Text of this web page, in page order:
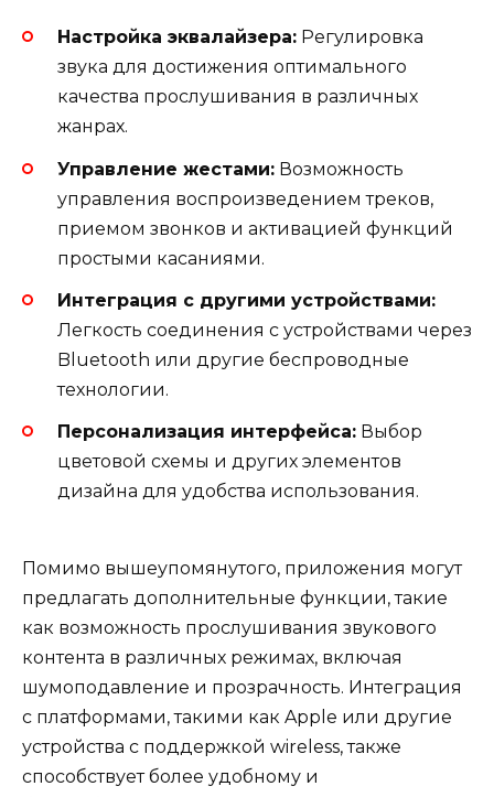
Настройка эквалайзера: Регулировка
звука для достижения оптимального
качества прослушивания в различных
жанрах.
Управление жестами: Возможность
управления воспроизведением треков,
приемом звонков и активацией функций
простыми касаниями.
Интеграция с другими устройствами:
Легкость соединения с устройствами через
Bluetooth или другие беспроводные
технологии.
Персонализация интерфейса: Выбор
цветовой схемы и других элементов
дизайна для удобства использования.
Помимо вышеупомянутого, приложения могут
предлагать дополнительные функции, такие
как возможность прослушивания звукового
контента в различных режимах, включая
шумоподавление и прозрачность. Интеграция
с платформами, такими как Apple или другие
устройства с поддержкой wireless, также
способствует более удобному и